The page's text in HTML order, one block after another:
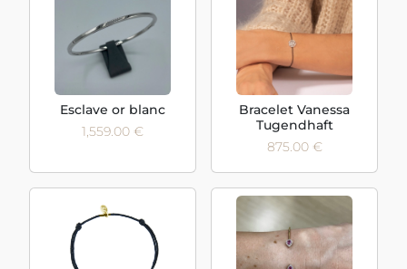
Esclave or blanc
1,559.00 €
Bracelet Vanessa
Tugendhaft
875.00 €